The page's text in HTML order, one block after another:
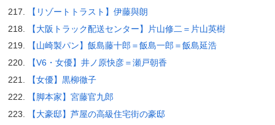
【リゾートトラスト】伊藤與朗
【大阪トラック配送センター】片山修二＝片山英樹
【山崎製パン】飯島藤十郎＝飯島一郎＝飯島延浩
【V6・女優】井ノ原快彦＝瀬戸朝香
【女優】黒柳徹子
【脚本家】宮藤官九郎
【大豪邸】芦屋の高級住宅街の豪邸